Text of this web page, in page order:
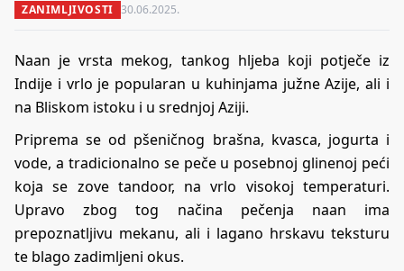
ZANIMLJIVOSTI 30.06.2025.
Naan je vrsta mekog, tankog hljeba koji potječe iz
Indije i vrlo je popularan u kuhinjama južne Azije, ali i
na Bliskom istoku i u srednjoj Aziji.
Priprema se od pšeničnog brašna, kvasca, jogurta i
vode, a tradicionalno se peče u posebnoj glinenoj peći
koja se zove tandoor, na vrlo visokoj temperaturi.
Upravo zbog tog načina pečenja naan ima
prepoznatljivu mekanu, ali i lagano hrskavu teksturu
te blago zadimljeni okus.